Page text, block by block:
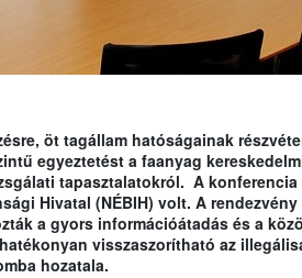
öt tagállam hatóságainak
egyeztetést a faanyag
tapasztalatokról. A konferencia
Hivatal (NÉBIH) volt. A
a gyors információátadás és a
visszaszorítható az
hozatala.